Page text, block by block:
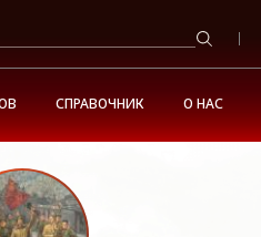
СПРАВОЧНИК О НАС